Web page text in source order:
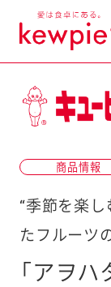
商品情報
“季節を楽
たフルーツ
「アヲ